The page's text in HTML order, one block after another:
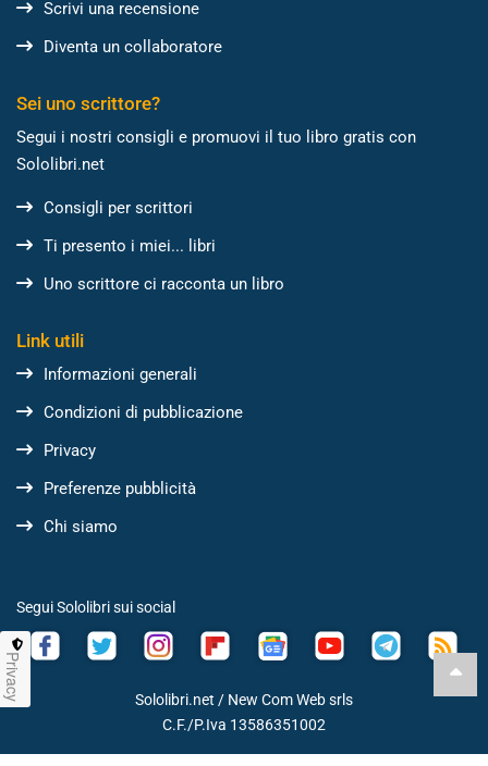
Scrivi una recensione
Diventa un collaboratore
Sei uno scrittore?
Segui i nostri consigli e promuovi il tuo libro gratis con
Sololibri.net
Consigli per scrittori
Ti presento i miei... libri
Uno scrittore ci racconta un libro
Link utili
Informazioni generali
Condizioni di pubblicazione
Privacy
Preferenze pubblicità
Chi siamo
Segui Sololibri sui social
Sololibri.net / New Com Web srls
C.F./P.Iva 13586351002
Privacy